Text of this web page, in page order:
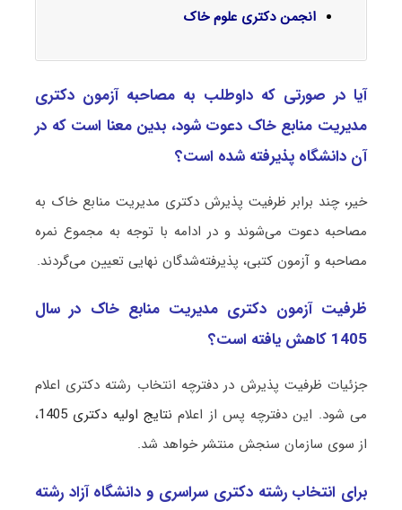
انجمن دکتری علوم خاک
آیا در صورتی که داوطلب به مصاحبه آزمون دکتری
مدیریت ﻣﻨﺎﺑﻊ ﺧﺎک دعوت شود، بدین معنا است که در
آن دانشگاه پذیرفته شده است؟
خیر، چند برابر ظرفیت پذیرش دکتری مدیریت ﻣﻨﺎﺑﻊ ﺧﺎک به
مصاحبه دعوت می‌شوند و در ادامه با توجه به مجموع نمره
مصاحبه و آزمون کتبی، پذیرفته‌شدگان نهایی تعیین می‌گردند.
ظرفیت آزمون دکتری مدیریت ﻣﻨﺎﺑﻊ ﺧﺎک در سال
1405 کاهش یافته است؟
جزئیات ظرفیت پذیرش در دفترچه انتخاب رشته دکتری اعلام
می شود. این دفترچه پس از اعلام نتایج اولیه دکتری 1405
،
از سوی سازمان سنجش منتشر خواهد شد.
برای انتخاب رشته دکتری سراسری و دانشگاه آزاد رشته